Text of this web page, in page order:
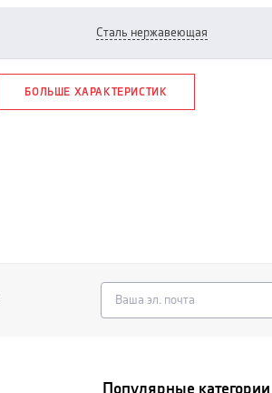
сталь нержавеющая
БОЛЬШЕ ХАРАКТЕРИСТИК
Популярные категории